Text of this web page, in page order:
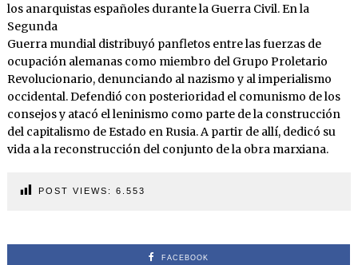
los anarquistas españoles durante la Guerra Civil. En la
Segunda
Guerra mundial distribuyó panfletos entre las fuerzas de
ocupación alemanas como miembro del Grupo Proletario
Revolucionario, denunciando al nazismo y al imperialismo
occidental. Defendió con posterioridad el comunismo de los
consejos y atacó el leninismo como parte de la construcción
del capitalismo de Estado en Rusia. A partir de allí, dedicó su
vida a la reconstrucción del conjunto de la obra marxiana.
POST VIEWS: 6.553
FACEBOOK